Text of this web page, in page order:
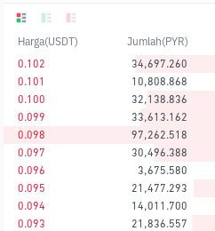
Harga(USDT)
Jumlah(PYR)
0.102
34,697.260
0.101
10,808.868
0.100
32,138.836
0.099
33,613.162
0.098
97,262.518
0.097
30,496.388
0.096
3,675.580
0.095
21,477.293
0.094
14,011.700
0.093
21,836.557